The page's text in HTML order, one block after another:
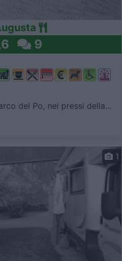
9
del Po, nei pressi della...
1